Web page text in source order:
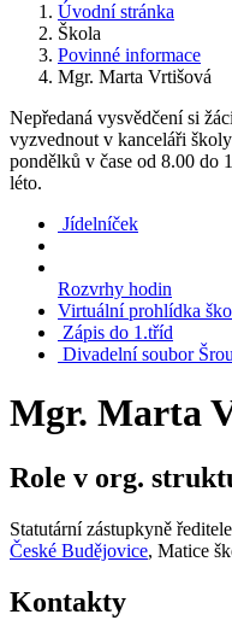
Úvodní stránka
Škola
Povinné informace
Mgr. Marta Vrtišová
Nepředaná vysvědčení si
vyzvednout v kanceláři
pondělků v čase od 8.00 do
léto.
Jídelníček
Rozvrhy hodin
Virtuální prohlídka
Zápis do 1.tříd
Divadelní soubor
Mgr. Marta
Role v org.
Statutární zástupkyně
České Budějovice, Matice
Kontakty